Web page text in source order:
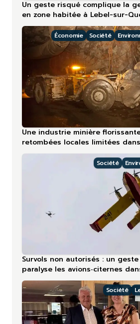
Un geste risqué complique la
en zone habitée à Lebel-sur-
Économie Société
Une industrie minière
retombées locales limitées
nordiques
Société
Survols non autorisés : un
paralyse les avions‑citernes
plus touchée en 2026
Société